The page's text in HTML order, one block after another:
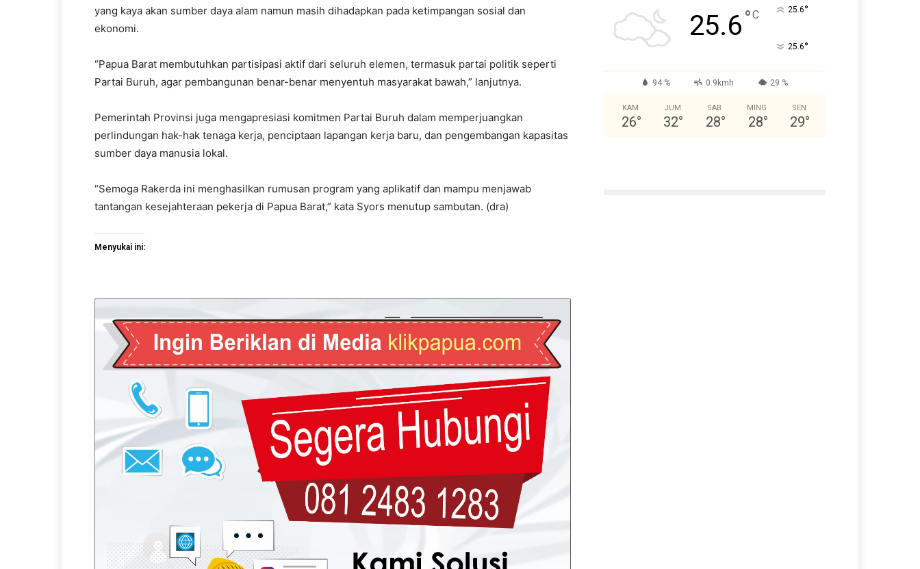
yang kaya akan sumber daya alam namun masih dihadapkan pada ketimpangan sosial dan
ekonomi.
“Papua Barat membutuhkan partisipasi aktif dari seluruh elemen, termasuk partai politik seperti
Partai Buruh, agar pembangunan benar-benar menyentuh masyarakat bawah,” lanjutnya.
Pemerintah Provinsi juga mengapresiasi komitmen Partai Buruh dalam memperjuangkan
perlindungan hak-hak tenaga kerja, penciptaan lapangan kerja baru, dan pengembangan kapasitas
sumber daya manusia lokal.
“Semoga Rakerda ini menghasilkan rumusan program yang aplikatif dan mampu menjawab
tantangan kesejahteraan pekerja di Papua Barat,” kata Syors menutup sambutan. (dra)
Menyukai ini:
25.6°C 25.6°
25.6°
94 % 0.9kmh 29 %
KAM
26°
JUM
32°
SAB
28°
MING
28°
SEN
29°